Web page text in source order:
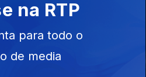
parte de
Ciência e
na RTP
para todo o
de media